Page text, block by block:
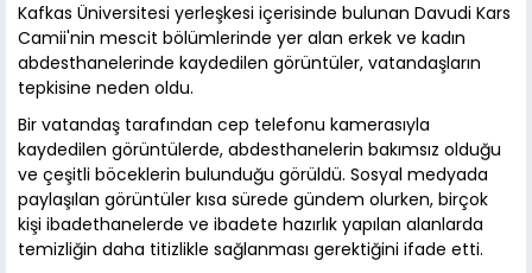
Kafkas Üniversitesi yerleşkesi içerisinde bulunan Davudi Kars
Camii'nin mescit bölümlerinde yer alan erkek ve kadın
abdesthanelerinde kaydedilen görüntüler, vatandaşların
tepkisine neden oldu.
Bir vatandaş tarafından cep telefonu kamerasıyla
kaydedilen görüntülerde, abdesthanelerin bakımsız olduğu
ve çeşitli böceklerin bulunduğu görüldü. Sosyal medyada
paylaşılan görüntüler kısa sürede gündem olurken, birçok
kişi ibadethanelerde ve ibadete hazırlık yapılan alanlarda
temizliğin daha titizlikle sağlanması gerektiğini ifade etti.